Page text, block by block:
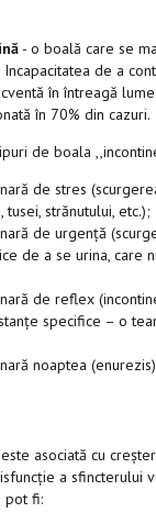
- o boală care se
de a
în întreagă
în 70% din cazuri.
de boala
de stres
strănutului, etc.);
de urgență
de a se urina, care
de reflex
specifice – o
noaptea
asociată cu
a sfincterului
pot fi: